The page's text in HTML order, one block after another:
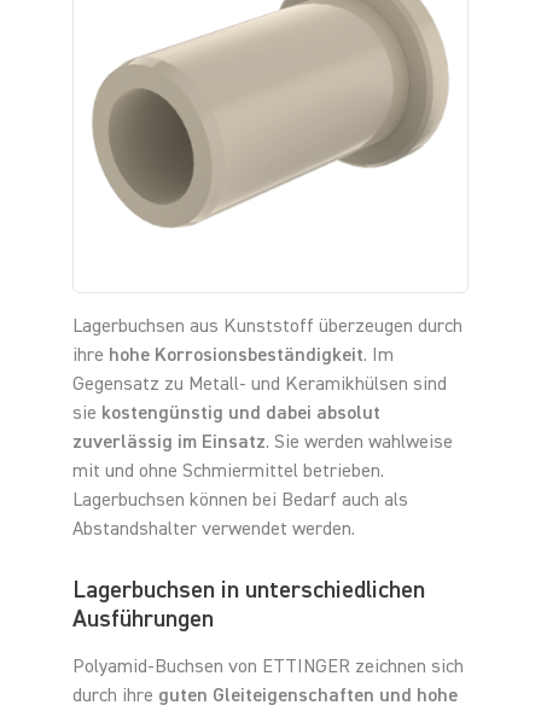
Lagerbuchsen aus Kunststoff überzeugen durch
ihre hohe Korrosionsbeständigkeit. Im
Gegensatz zu Metall- und Keramikhülsen sind
sie kostengünstig und dabei absolut
zuverlässig im Einsatz. Sie werden wahlweise
mit und ohne Schmiermittel betrieben.
Lagerbuchsen können bei Bedarf auch als
Abstandshalter verwendet werden.
Lagerbuchsen in unterschiedlichen
Ausführungen
Polyamid-Buchsen von ETTINGER zeichnen sich
durch ihre guten Gleiteigenschaften und hohe